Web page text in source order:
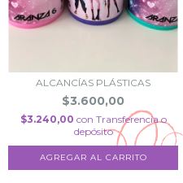
ALCANCÍAS PLÁSTICAS
$3.600,00
$3.240,00 con Transferencia o
depósito